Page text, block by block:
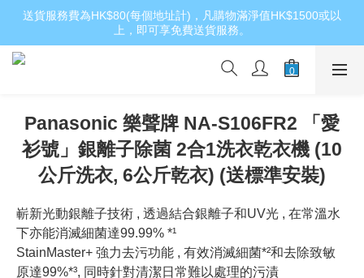
送貨服務費為HK$80(每個地址計)，凡購物滿淨值HK$1500或以
上，即可享免費送貨服務。
Panasonic 樂聲牌 NA-S106FR2 「愛
衫號」銀離子除菌 2合1洗衣乾衣機 (10
公斤洗衣, 6公斤乾衣) (送標準安裝)
嶄新光動銀離子技術 , 透過結合銀離子和UV光 , 在常溫水
下亦能消滅細菌達99.99% *¹
StainMaster+ 強力去污功能 , 有效消滅細菌*²和去除致敏
原達99%*³, 同時針對清潔日常難以處理的污漬